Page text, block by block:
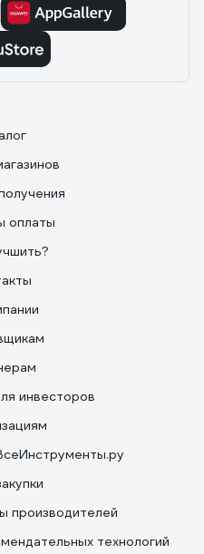
оплаты
инвесторов
производителей
технологий